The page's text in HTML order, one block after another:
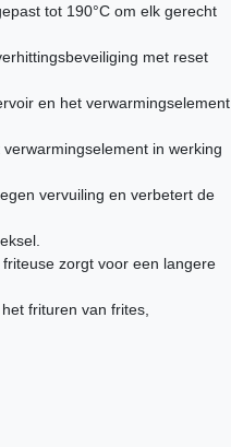
tot 190°C om elk gerecht
met reset
en het verwarmingselement
in werking
vervuiling en verbetert de
zorgt voor een langere
frituren van frites,